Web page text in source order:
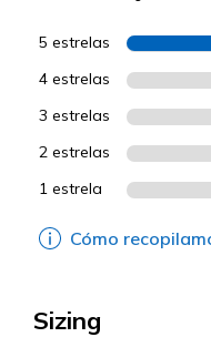
5 estrelas
4 estrelas
3 estrelas
2 estrelas
1 estrela
Cómo
Sizing